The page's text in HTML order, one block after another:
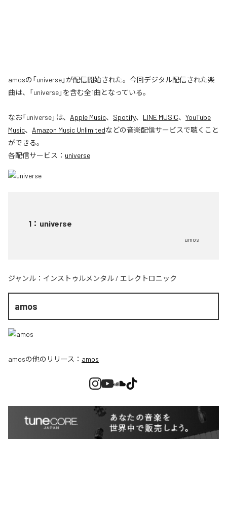
amosの「universe」が配信開始された。今回デジタル配信された楽
曲は、「universe」を含む全1曲となっている。
なお「universe」は、 Apple Music、 Spotify、 LINE MUSIC、 YouTube
Music、 Amazon Music Unlimitedなどの音楽配信サービスで聴くこと
ができる。
各配信サービス： universe
1 ： universe
amos
ジャンル： インストゥルメンタル / エレクトロニック
amos
amosの他のリリース： amos